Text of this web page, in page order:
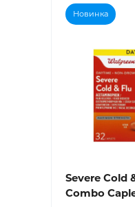
Новинка
Severe Cold
Combo